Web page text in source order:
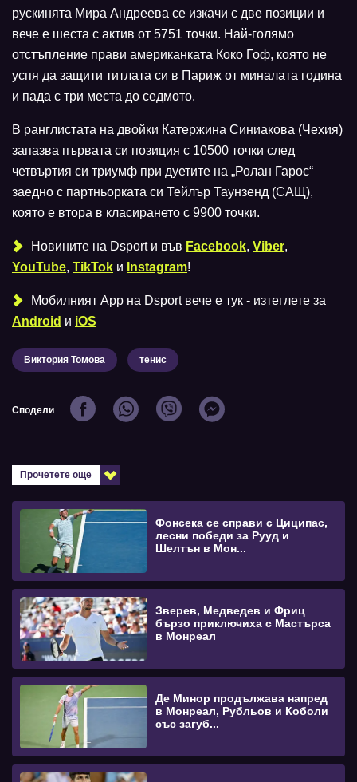
рускинята Мира Андреева се изкачи с две позиции и
вече е шеста с актив от 5751 точки. Най-голямо
отстъпление прави американката Коко Гоф, която не
успя да защити титлата си в Париж от миналата година
и пада с три места до седмото.
В ранглистата на двойки Катержина Синиакова (Чехия)
запазва първата си позиция с 10500 точки след
четвъртия си триумф при дуетите на „Ролан Гарос“
заедно с партньорката си Тейлър Таунзенд (САЩ),
която е втора в класирането с 9900 точки.
Новините на Dsport и във Facebook, Viber,
YouTube, TikTok и Instagram!
Мобилният Аpp на Dsport вече е тук - изтеглете за
Android и iOS
Виктория Томова тенис
Сподели
Прочетете още
Фонсека се справи с Циципас,
лесни победи за Рууд и
Шелтън в Мон...
Зверев, Медведев и Фриц
бързо приключиха с Мастърса
в Монреал
Де Минор продължава напред
в Монреал, Рубльов и Коболи
със загуб...